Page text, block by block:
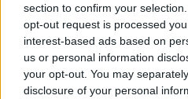
section to confirm your
opt-out request is processed
interest-based ads based on
us or personal information
your opt-out. You may
disclosure of your personal